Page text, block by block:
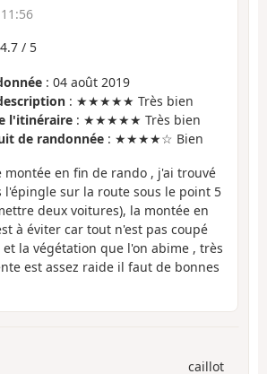
4.7 / 5
: 04 août 2019
: ★★★★★ Très bien
l'itinéraire : ★★★★★ Très bien
de randonnée : ★★★★☆ Bien
montée en fin de rando , j'ai trouvé
l'épingle sur la route sous le point 5
deux voitures), la montée en
à éviter car tout n'est pas coupé
la végétation que l'on abime , très
est assez raide il faut de bonnes
caillot